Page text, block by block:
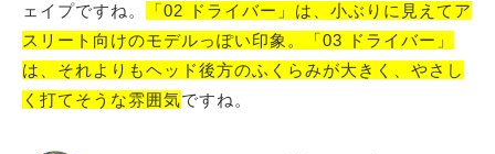
ェイプですね。
「02 ドライバー」は、小ぶりに見えてア
スリート向けのモデルっぽい印象。「03 ドライバー」
は、それよりもヘッド後方のふくらみが大きく、やさし
く打てそうな雰囲気ですね。